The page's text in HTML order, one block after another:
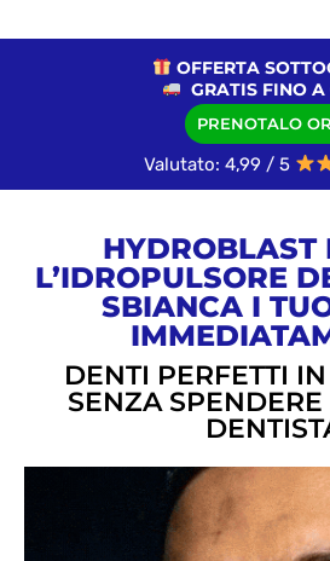
OFFERTA
GRATIS FINO A
PRENOTALO
Valutato: 4,99 / 5
L’IDROPULSORE
SBIANCA I
DENTI PERFETTI
SENZA